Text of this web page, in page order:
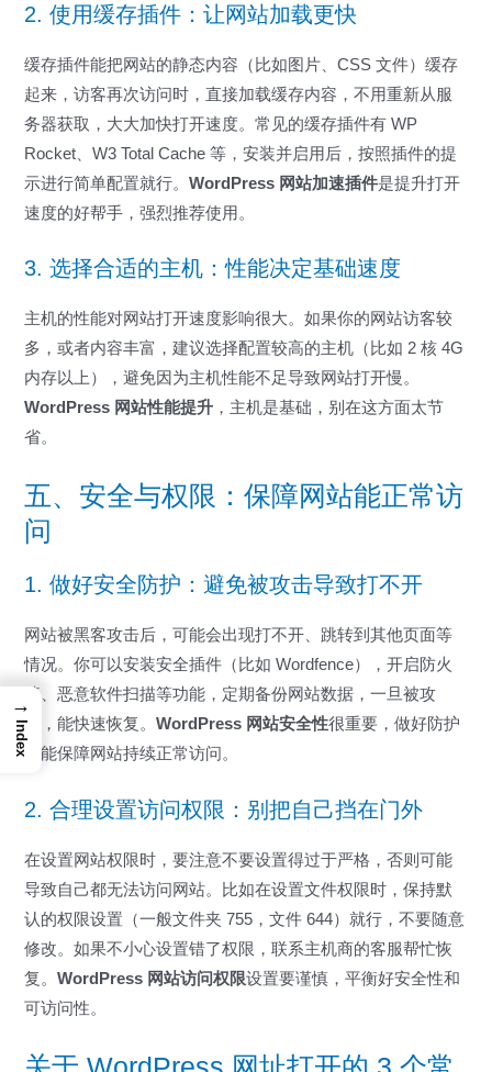
2. 使用缓存插件：让网站加载更快
缓存插件能把网站的静态内容（比如图片、CSS 文件）缓存
起来，访客再次访问时，直接加载缓存内容，不用重新从服
务器获取，大大加快打开速度。常见的缓存插件有 WP
Rocket、W3 Total Cache 等，安装并启用后，按照插件的提
示进行简单配置就行。WordPress 网站加速插件是提升打开
速度的好帮手，强烈推荐使用。
3. 选择合适的主机：性能决定基础速度
主机的性能对网站打开速度影响很大。如果你的网站访客较
多，或者内容丰富，建议选择配置较高的主机（比如 2 核 4G
内存以上），避免因为主机性能不足导致网站打开慢。
WordPress 网站性能提升 ，主机是基础，别在这方面太节
省。
五、安全与权限：保障网站能正常访
问
1. 做好安全防护：避免被攻击导致打不开
网站被黑客攻击后，可能会出现打不开、跳转到其他页面等
情况。你可以安装安全插件（比如 Wordfence），开启防火
墙、恶意软件扫描等功能，定期备份网站数据，一旦被攻
击，能快速恢复。WordPress 网站安全性很重要，做好防护
才能保障网站持续正常访问。
2. 合理设置访问权限：别把自己挡在门外
在设置网站权限时，要注意不要设置得过于严格，否则可能
导致自己都无法访问网站。比如在设置文件权限时，保持默
认的权限设置（一般文件夹 755，文件 644）就行，不要随意
修改。如果不小心设置错了权限，联系主机商的客服帮忙恢
复。WordPress 网站访问权限设置要谨慎，平衡好安全性和
可访问性。
→
Index